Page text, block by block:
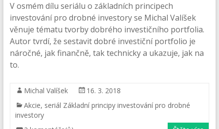
V osmém dílu seriálu o základních principech
investování pro drobné investory se Michal Valíšek
věnuje tématu tvorby dobrého investičního portfolia.
Autor tvrdí, že sestavit dobré investiční portfolio je
náročné, jak finančně, tak technicky a ukazuje, jak na
to.
Michal Valíšek
16. 3. 2018
Akcie, seriál Základní principy investování pro drobné
investory